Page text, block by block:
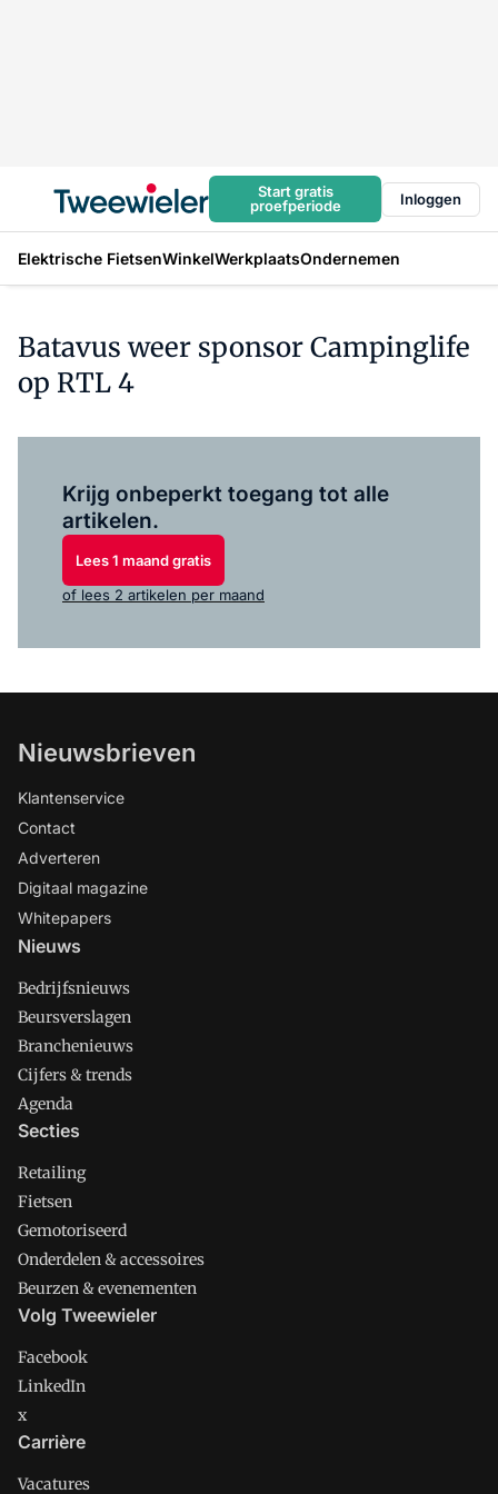
Start gratis
proefperiode
Inloggen
Elektrische FietsenWinkelWerkplaatsOndernemen
Batavus weer sponsor Campinglife
op RTL 4
Krijg onbeperkt toegang tot alle
artikelen.
Lees 1 maand gratis
of lees 2 artikelen per maand
Nieuwsbrieven
Klantenservice
Contact
Adverteren
Digitaal magazine
Whitepapers
Nieuws
Bedrijfsnieuws
Beursverslagen
Branchenieuws
Cijfers & trends
Agenda
Secties
Retailing
Fietsen
Gemotoriseerd
Onderdelen & accessoires
Beurzen & evenementen
Volg Tweewieler
Facebook
LinkedIn
x
Carrière
Vacatures